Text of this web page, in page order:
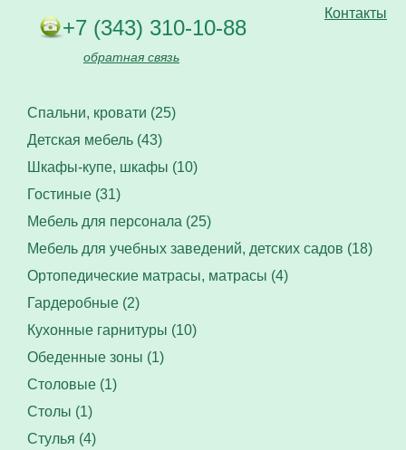
Контакты
+7 (343) 310-10-88
обратная связь
Спальни, кровати (25)
Детская мебель (43)
Шкафы-купе, шкафы (10)
Гостиные (31)
Мебель для персонала (25)
Мебель для учебных заведений, детских садов (18)
Ортопедические матрасы, матрасы (4)
Гардеробные (2)
Кухонные гарнитуры (10)
Обеденные зоны (1)
Столовые (1)
Столы (1)
Стулья (4)